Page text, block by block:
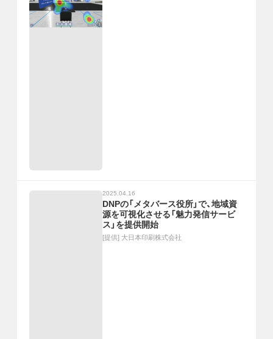
2025.04.16
DNPの「メタバース役所」で、地域資
源を可視化させる「魅力発信サービ
ス」を提供開始
[提供] 大日本印刷株式会社